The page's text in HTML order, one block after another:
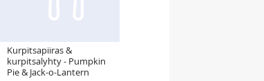
Kurpitsapiiras &
kurpitsalyhty - Pumpkin
Pie & Jack-o-Lantern